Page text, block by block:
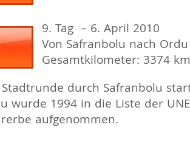
9. Tag – 6. April 2010
Von Safranbolu nach
Gesamtkilometer: 3374 km
durch Safranbolu
wurde 1994 in die Liste der
aufgenommen.